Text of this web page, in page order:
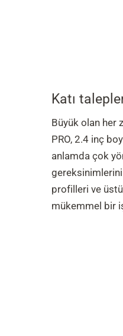
Katı
Büyük olan her
PRO, 2.4 inç
anlamda çok
profilleri ve
mükemmel bir